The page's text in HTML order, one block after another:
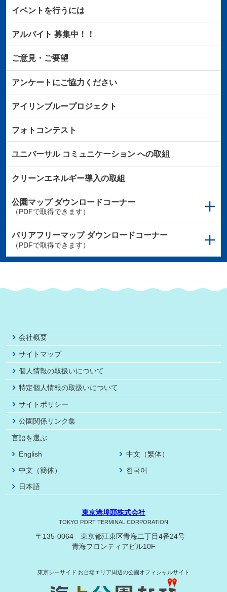
イベントを行うには
アルバイト 募集中！！
ご意見・ご要望
アンケートにご協力ください
アイリンブループロジェクト
フォトコンテスト
ユニバーサルコミュニケーションへの取組
クリーンエネルギー導入の取組
公園マップダウンロードコーナー
（PDFで取得できます）
バリアフリーマップダウンロードコーナー
（PDFで取得できます）
会社概要
サイトマップ
個人情報の取扱いについて
特定個人情報の取扱いについて
サイトポリシー
公園関係リンク集
言語を選ぶ
English
中文（繁体）
中文（簡体）
한국어
日本語
東京港埠頭株式会社
TOKYO PORT TERMINAL CORPORATION
〒135-0064 東京都江東区青海二丁目4番24号
青海フロンティアビル10F
東京シーサイド お台場エリア周辺の公園オフィシャルサイト